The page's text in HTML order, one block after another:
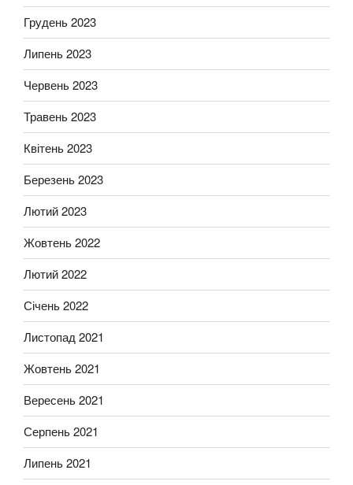
Грудень 2023
Липень 2023
Червень 2023
Травень 2023
Квітень 2023
Березень 2023
Лютий 2023
Жовтень 2022
Лютий 2022
Січень 2022
Листопад 2021
Жовтень 2021
Вересень 2021
Серпень 2021
Липень 2021